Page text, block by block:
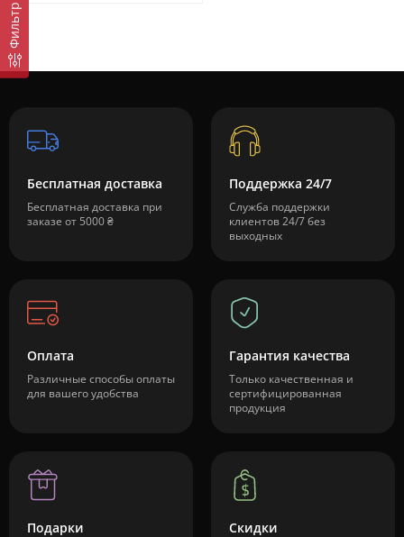
Фильтр
Бесплатная доставка
Бесплатная доставка при
заказе от 5000 ₴
Поддержка 24/7
Служба поддержки
клиентов 24/7 без
выходных
Оплата
Различные способы оплаты
для вашего удобства
Гарантия качества
Только качественная и
сертифицированная
продукция
Подарки Скидки